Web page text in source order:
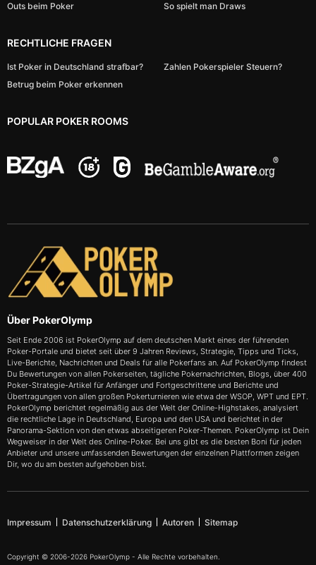
Outs beim Poker
So spielt man Draws
RECHTLICHE FRAGEN
Ist Poker in Deutschland strafbar?
Betrug beim Poker erkennen
Zahlen Pokerspieler Steuern?
POPULAR POKER ROOMS
Über PokerOlymp
Seit Ende 2006 ist PokerOlymp auf dem deutschen Markt eines der führenden
Poker-Portale und bietet seit über 9 Jahren Reviews, Strategie, Tipps und Ticks,
Live-Berichte, Nachrichten und Deals für alle Pokerfans an. Auf PokerOlymp findest
Du Bewertungen von allen Pokerseiten, tägliche Pokernachrichten, Blogs, über 400
Poker-Strategie-Artikel für Anfänger und Fortgeschrittene und Berichte und
Übertragungen von allen großen Pokerturnieren wie etwa der WSOP, WPT und EPT.
PokerOlymp berichtet regelmäßig aus der Welt der Online-Highstakes, analysiert
die rechtliche Lage in Deutschland, Europa und den USA und berichtet in der
Panorama-Sektion von den etwas abseitigeren Poker-Themen. PokerOlymp ist Dein
Wegweiser in der Welt des Online-Poker. Bei uns gibt es die besten Boni für jeden
Anbieter und unsere umfassenden Bewertungen der einzelnen Plattformen zeigen
Dir, wo du am besten aufgehoben bist.
Impressum Datenschutzerklärung Autoren Sitemap
Copyright © 2006-2026 PokerOlymp - Alle Rechte vorbehalten.